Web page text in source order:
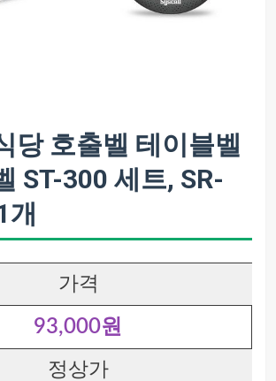
당 호출벨 테이블벨
ST-300 세트, SR-
개
가격
93,000원
정상가